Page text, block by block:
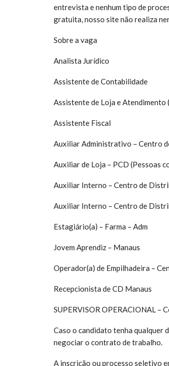
entrevista e nenhum tipo de
gratuita, nosso site não realiza
Sobre a vaga
Analista Jurídico
Assistente de Contabilidade
Assistente de Loja e Atendimento
Assistente Fiscal
Auxiliar Administrativo – Centro
Auxiliar de Loja – PCD (Pessoas
Auxiliar Interno – Centro de
Auxiliar Interno – Centro de
Estagiário(a) – Farma – Adm
Jovem Aprendiz – Manaus
Operador(a) de Empilhadeira –
Recepcionista de CD Manaus
SUPERVISOR OPERACIONAL –
Caso o candidato tenha qualquer
negociar o contrato de trabalho.
A inscrição ou processo seletivo